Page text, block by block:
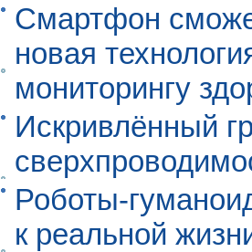
Смартфон
новая
мониторингу
Искривлённый
Роботы-
к реальной